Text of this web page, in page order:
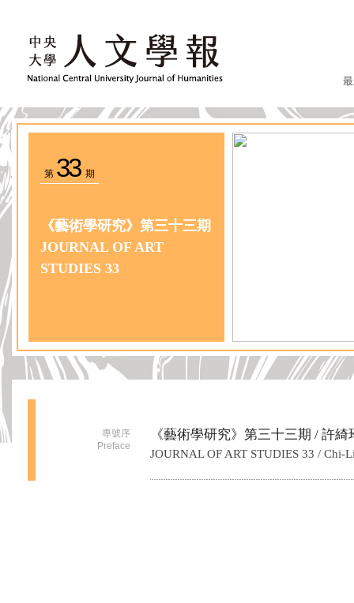
第 33期
《藝術學研究》第三十三期
JOURNAL OF ART
STUDIES 33
專號序
Preface
《藝術學研究》第三十三期 / 許綺
JOURNAL OF ART STUDIES 33 / Chi-